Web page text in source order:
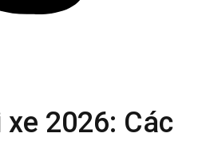
2026: Các